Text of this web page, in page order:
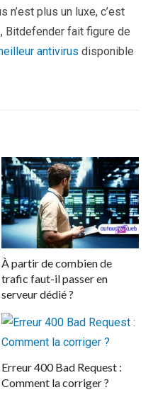
n’est plus un luxe, c’est
Bitdefender fait figure de
antivirus disponible
À partir de combien de
trafic faut-il passer en
serveur dédié ?
Erreur 400 Bad Request :
Comment la corriger ?